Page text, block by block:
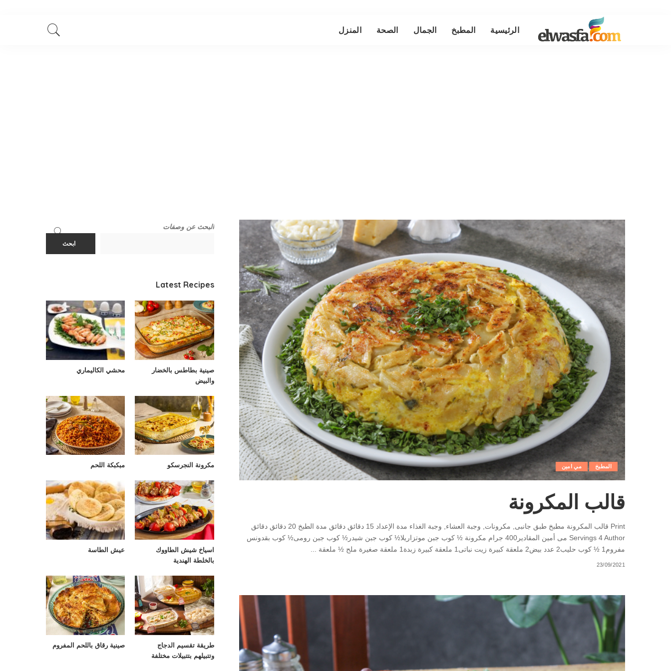
الرئيسية المطبخ الجمال الصحة المنزل
المطبخ مي امين
قالب المكرونة
Print قالب المكرونة مطبخ طبق جانبى, مكرونات, وجبة العشاء, وجبة الغذاء مدة الإعداد 15 دقائق دقائق مدة الطبخ 20 دقائق دقائق
Servings 4 Author مى أمين المقادير400 جرام مكرونة ½ كوب جبن موتزاريلا½ كوب جبن شيدر½ كوب جبن رومى½ كوب بقدونس
مفروم1 ½ كوب حليب2 عدد بيض2 ملعقة كبيرة زيت نباتى1 ملعقة كبيرة زبدة1 ملعقة صغيرة ملح ½ ملعقة
...
23/09/2021
البحث عن وصفات
ابحث
Latest Recipes
صينية بطاطس بالخضار
والبيض
محشي الكاليماري
مكرونة النجرسكو مبكبكة اللحم
اسياخ شيش الطاووك
بالخلطة الهندية
عيش الطاسة
طريقة تقسيم الدجاج
وتتبيلهم بتتبيلات مختلفة
صينية رقاق باللحم المفروم